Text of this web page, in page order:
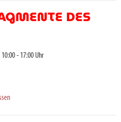
DES
10:00 - 17:00 Uhr